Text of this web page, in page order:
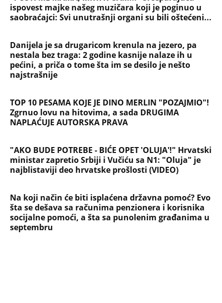
ispovest majke našeg muzičara koji je poginuo u
saobraćajci: Svi unutrašnji organi su bili oštećeni...
Danijela je sa drugaricom krenula na jezero, pa
nestala bez traga: 2 godine kasnije nalaze ih u
pećini, a priča o tome šta im se desilo je nešto
najstrašnije
TOP 10 PESAMA KOJE JE DINO MERLIN "POZAJMIO"!
Zgrnuo lovu na hitovima, a sada DRUGIMA
NAPLAĆUJE AUTORSKA PRAVA
"AKO BUDE POTREBE - BIĆE OPET 'OLUJA'!" Hrvatski
ministar zapretio Srbiji i Vučiću sa N1: "Oluja" je
najblistaviji deo hrvatske prošlosti (VIDEO)
Na koji način će biti isplaćena državna pomoć? Evo
šta se dešava sa računima penzionera i korisnika
socijalne pomoći, a šta sa punolenim građanima u
septembru